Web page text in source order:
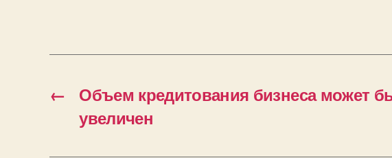
←
Объем кредитования бизнеса может
увеличен